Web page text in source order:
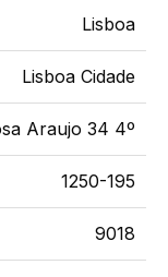
Lisboa
Lisboa Cidade
Araujo 34 4º
1250-195
9018